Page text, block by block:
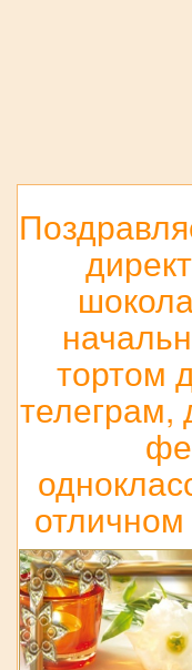
тортом
телеграм,